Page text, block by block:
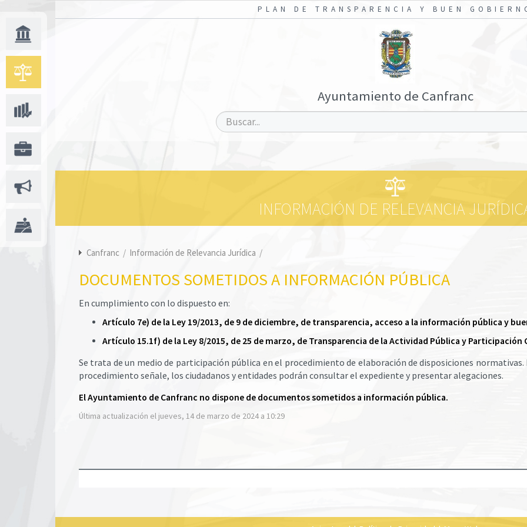
PLAN DE TRANSPARENCIA Y BUEN
Ayuntamiento de Canfranc
INFORMACIÓN DE RELEVANCIA
Canfranc / Información de Relevancia Jurídica /
DOCUMENTOS SOMETIDOS A INFORMACIÓN PÚBLICA
En cumplimiento con lo dispuesto en:
Artículo 7e) de la Ley 19/2013, de 9 de diciembre, de transparencia, acceso a la información pública y
Artículo 15.1f) de la Ley 8/2015, de 25 de marzo, de Transparencia de la Actividad Pública y Participación
Se trata de un medio de participación pública en el procedimiento de elaboración de disposiciones
procedimiento señale, los ciudadanos y entidades podrán consultar el expediente y presentar alegaciones.
El Ayuntamiento de Canfranc no dispone de documentos sometidos a información pública.
Última actualización el jueves, 14 de marzo de 2024 a 10:29